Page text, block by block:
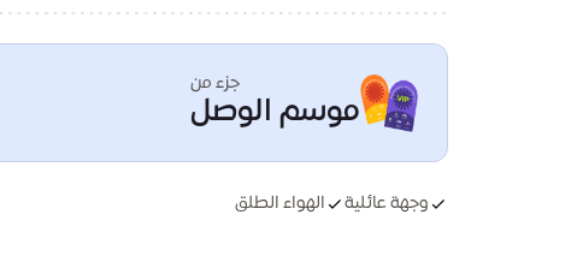
والتجارب المنبثقة، مما يخلق توازناً مثالياً بين اللعب
الرئيسي لحظات أعياد ميلاد مميزة على مدار اليوم،
قطع الكعكة والترفيه والفرح المشترك تحت القبة. مع
والمفاجآت في كل زاوية، هذا أكثر من مجرد يوم نزهة
انضم إلينا في رحلة أخيرة مليئة باللعب ونحن نُسدل
التواصل علىevents@expocitydubai.ae*جميع
جزء من
موسم الوصل
وجهة عائلية الهواء الطلق